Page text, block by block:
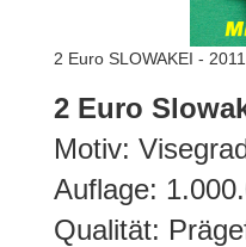
2 Euro SLOWAKEI - 2011
2 Euro
Motiv:
Auflage:
Qualität: